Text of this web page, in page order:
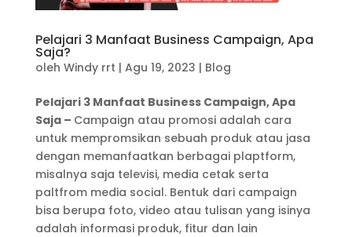
Pelajari 3 Manfaat Business Campaign, Apa
Saja?
oleh Windy rrt | Agu 19, 2023 | Blog
Pelajari 3 Manfaat Business Campaign, Apa
Saja – Campaign atau promosi adalah cara
untuk mempromsikan sebuah produk atau jasa
dengan memanfaatkan berbagai plaptform,
misalnya saja televisi, media cetak serta
paltfrom media social. Bentuk dari campaign
bisa berupa foto, video atau tulisan yang isinya
adalah informasi produk, fitur dan lain